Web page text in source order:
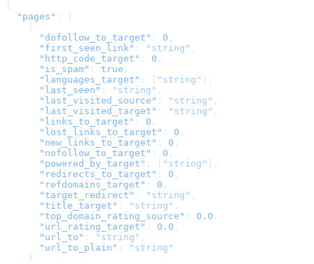
{
  "pages"
: [
    {
      "dofollow_to_target"
: 0 ,
      "first_seen_link"
: "string" ,
      "http_code_target"
: 0 ,
      "is_spam"
: true ,
      "languages_target"
: [ "string"
],
      "last_seen"
: "string" ,
      "last_visited_source"
: "string" ,
      "last_visited_target"
: "string" ,
      "links_to_target"
: 0 ,
      "lost_links_to_target"
: 0 ,
      "new_links_to_target"
: 0 ,
      "nofollow_to_target"
: 0 ,
      "powered_by_target"
: [ "string"
],
      "redirects_to_target"
: 0 ,
      "refdomains_target"
: 0 ,
      "target_redirect"
: "string" ,
      "title_target"
: "string" ,
      "top_domain_rating_source"
: 0.0 ,
      "url_rating_target"
: 0.0 ,
      "url_to"
: "string" ,
      "url_to_plain"
:
"string"
    }